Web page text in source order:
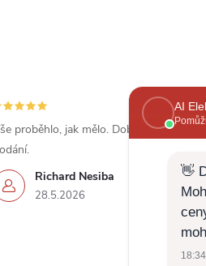
Richard Nesiba
28.5.2026
proběhlo, jak mělo. Dobrá cena, rychlé